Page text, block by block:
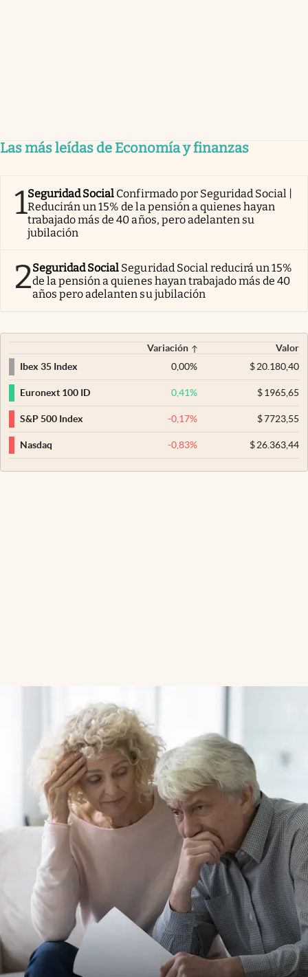
Las más leídas de Economía y finanzas
1Seguridad Social Confirmado por Seguridad Social |
Reducirán un 15% de la pensión a quienes hayan
trabajado más de 40 años, pero adelanten su
jubilación
2Seguridad Social Seguridad Social reducirá un 15%
de la pensión a quienes hayan trabajado más de 40
años pero adelanten su jubilación
Variación
Valor
Ibex 35 Index
0,00% $20.180,40
Euronext 100 ID 0,41% $1965,65
S&P 500 Index -0,17% $7723,55
Nasdaq -0,83% $26.363,44